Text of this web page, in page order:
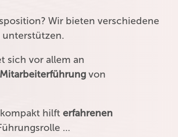
Wir bieten verschiedene
unterstützen.
sich vor allem an
von
kompakt hilfterfahrenen
…